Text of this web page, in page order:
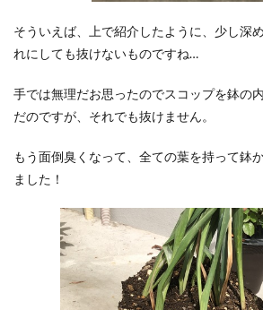
そういえば、上で紹介したように、少し深
れにしても抜けないものですね…
手では無理だお思ったのでスコップを鉢の
だのですが、それでも抜けません。
もう面倒臭くなって、全ての葉を持って鉢
ました！